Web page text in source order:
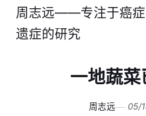
周志远——专注于癌症
遗症的研究
一地蔬菜
周志远 05/